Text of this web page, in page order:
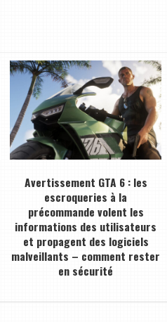
Avertissement GTA 6 : les
escroqueries à la
précommande volent les
informations des utilisateurs
et propagent des logiciels
malveillants – comment rester
en sécurité